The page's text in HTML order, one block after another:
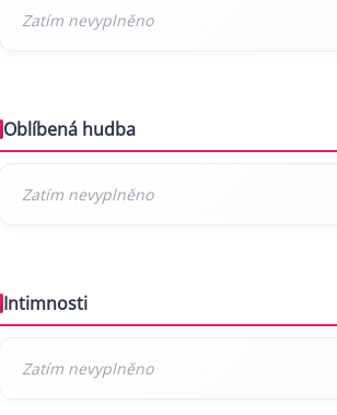
Oblíbená hudba
Intimnosti